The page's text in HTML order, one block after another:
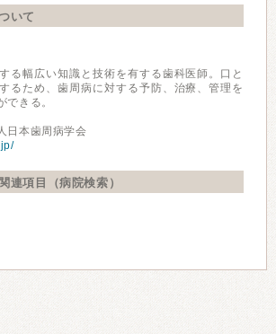
いて
る幅広い知識と技術を有する歯科医師。口と
るため、歯周病に対する予防、治療、管理を
できる。
日本歯周病学会
連項目（病院検索）